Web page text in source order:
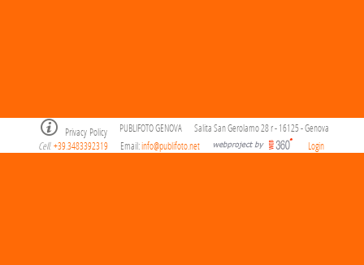
Privacy Policy PUBLIFOTO GENOVA
Salita San Gerolamo 28 r - 16125 - Genova
Cell. +39.3483392319 Email:info@publifoto.net Login